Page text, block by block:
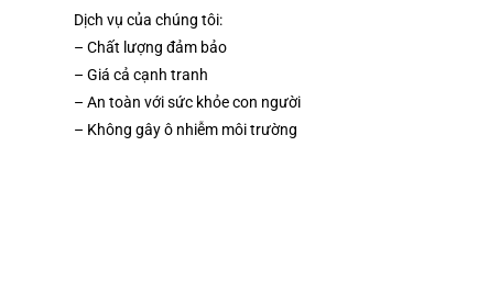
Dịch vụ của chúng tôi:
– Chất lượng đảm bảo
– Giá cả cạnh tranh
– An toàn với sức khỏe con người
– Không gây ô nhiễm môi trường